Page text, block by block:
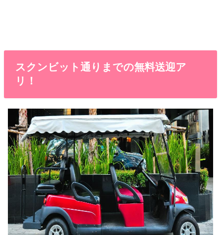
スクンビット通りまでの無料送迎ア
リ！